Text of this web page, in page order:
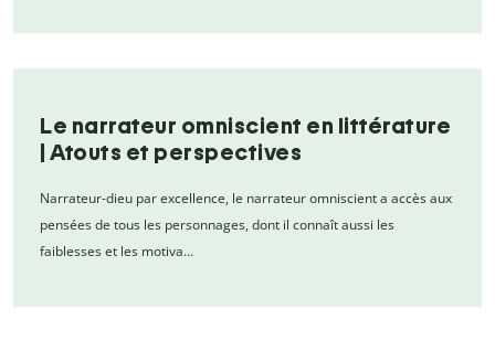
Le narrateur omniscient en littérature
| Atouts et perspectives
Narrateur-dieu par excellence, le narrateur omniscient a accès aux
pensées de tous les personnages, dont il connaît aussi les
faiblesses et les motiva…